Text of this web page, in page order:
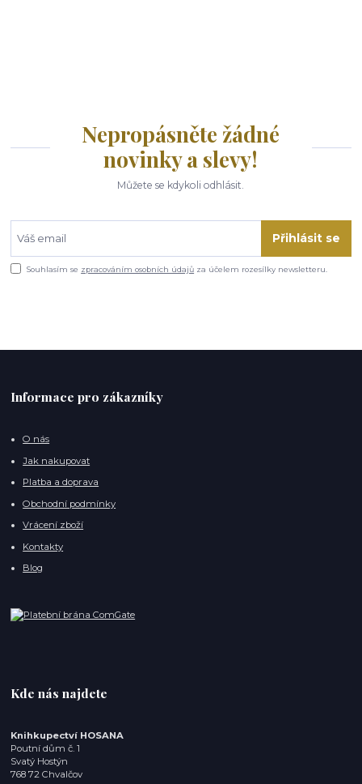
Nepropásněte žádné
novinky a slevy!
Můžete se kdykoli odhlásit.
Přihlásit se
Souhlasím se zpracováním osobních údajů za účelem rozesílky newsletteru.
Informace pro zákazníky
O nás
Jak nakupovat
Platba a doprava
Obchodní podmínky
Vrácení zboží
Kontakty
Blog
Kde nás najdete
Knihkupectví HOSANA
Poutní dům č. 1
Svatý Hostýn
768 72 Chvalčov